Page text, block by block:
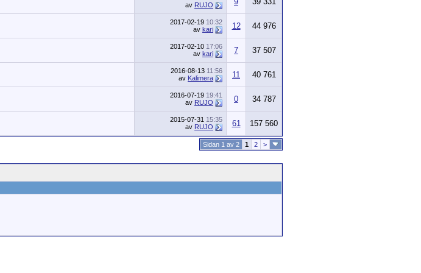
av RUJO
2017-02-19 10:32
av kari 12 44 976
2017-02-10 17:06
av kari 7 37 507
2016-08-13 11:56
av Kalimera 11 40 761
2016-07-19 19:41
av RUJO 0 34 787
2015-07-31 15:35
av RUJO 61 157 560
Sidan 1 av 2 1 2 >